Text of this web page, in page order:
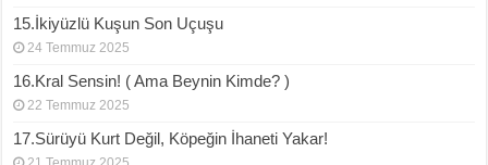
15.İkiyüzlü Kuşun Son Uçuşu
24 Temmuz 2025
16.Kral Sensin! ( Ama Beynin Kimde? )
22 Temmuz 2025
17.Sürüyü Kurt Değil, Köpeğin İhaneti Yakar!